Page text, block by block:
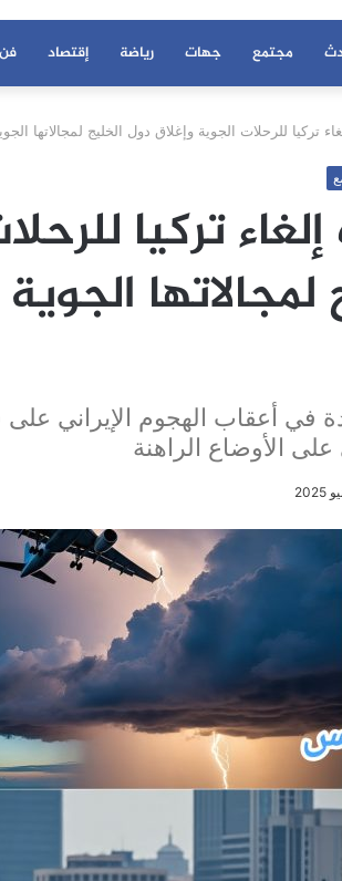
مجتمع جهات رياضة إقتصاد
تركيا للرحلات الجوية وإغلاق دول الخليج لمجالاتها
تركيا
في أعقاب الهجوم الإيراني على
على الأوضاع الراهنة